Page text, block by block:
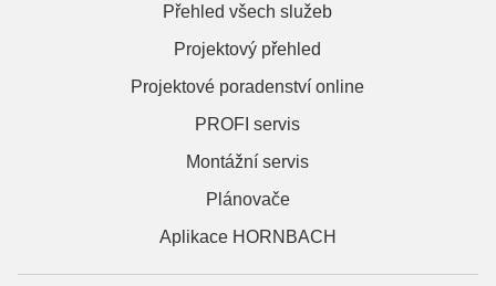
Přehled všech služeb
Projektový přehled
Projektové poradenství online
PROFI servis
Montážní servis
Plánovače
Aplikace HORNBACH